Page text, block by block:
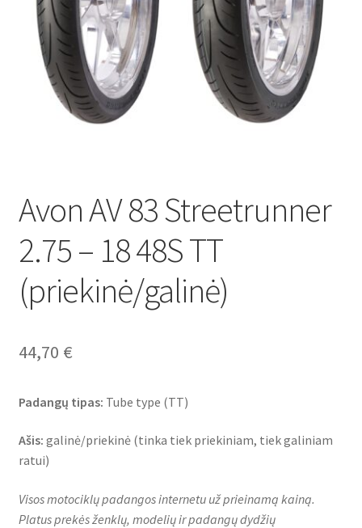
Avon AV 83 Streetrunner
2.75 – 18 48S TT
(priekinė/galinė)
44,70 €
Padangų tipas: Tube type (TT)
Ašis: galinė/priekinė (tinka tiek priekiniam, tiek galiniam
ratui)
Visos motociklų padangos internetu už prieinamą kainą.
Platus prekės ženklų, modelių ir padangų dydžių